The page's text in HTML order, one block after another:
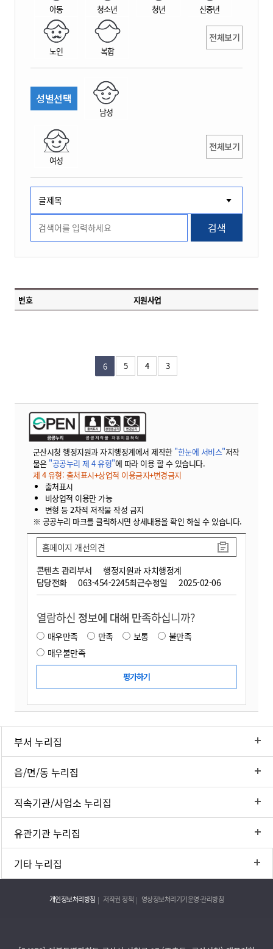
아동 청소년 청년 신중년
노인 복합
전체보기
성별선택
남성
여성
전체보기
검색
번호 지원사업
6 5 4 3
군산시청 행정지원과 자치행정계에서 제작한 "한눈에 서비스"저작
물은 "공공누리 제 4 유형"에 따라 이용 할 수 있습니다.
제 4 유형: 출처표시+상업적 이용금지+변경금지
출처표시
비상업적 이용만 가능
변형 등 2차적 저작물 작성 금지
※ 공공누리 마크를 클릭하시면 상세내용을 확인 하실 수 있습니다.
콘텐츠 관리부서
행정지원과 자치행정계
담당전화
063-454-2245최근수정일 2025-02-06
홈페이지 개선의견
열람하신 정보에 대해 만족하십니까?
매우만족 만족 보통
불만족
매우불만족
부서 누리집
읍/면/동 누리집
직속기관/사업소 누리집
유관기관 누리집
기타 누리집
개인정보처리방침 저작권 정책 영상정보처리기기운영·관리방침